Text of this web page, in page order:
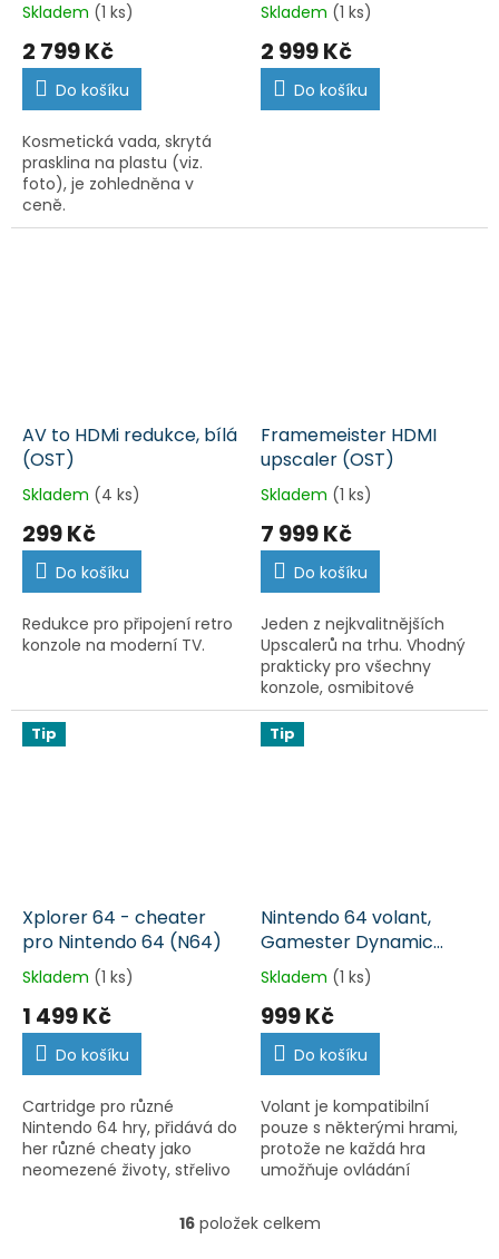
Skladem (1 ks)
2 799 Kč
Do košíku
Kosmetická vada, skrytá
prasklina na plastu (viz.
foto), je zohledněna v
ceně.
Skladem (1 ks)
2 999 Kč
Do košíku
AV to HDMi redukce, bílá
(OST)
Skladem (4 ks)
299 Kč
Do košíku
Redukce pro připojení retro
konzole na moderní TV.
Framemeister HDMI
upscaler (OST)
Skladem (1 ks)
7 999 Kč
Do košíku
Jeden z nejkvalitnějších
Upscalerů na trhu. Vhodný
prakticky pro všechny
konzole, osmibitové
počítače nebo arkádové
desky. Vyžaduje redukci do
evropské zásuvky.
Tip
Xplorer 64 - cheater
pro Nintendo 64 (N64)
Skladem (1 ks)
1 499 Kč
Do košíku
Cartridge pro různé
Nintendo 64 hry, přidává do
her různé cheaty jako
neomezené životy, střelivo
Tip
Nintendo 64 volant,
Gamester Dynamic
Wheel G64 (N64)
Skladem (1 ks)
999 Kč
Do košíku
Volant je kompatibilní
pouze s některými hrami,
protože ne každá hra
umožňuje ovládání
Kompatibilní s hrami: San
Francisco Rush, Rush 2, Hot
O
16položek celkem